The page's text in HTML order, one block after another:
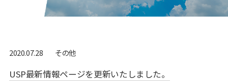
2020.07.28 その他
USP最新情報ページを更新いたしました。